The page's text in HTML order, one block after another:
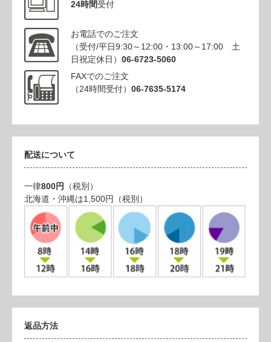
24時間受付
お電話でのご注文
（受付/平日9:30～12:00・13:00～17:00 土
日祝定休日） 06-6723-5060
FAXでのご注文
（24時間受付） 06-7635-5174
配送について
一律800円
（税別）
北海道・沖縄は1,500円（税別）
返品方法